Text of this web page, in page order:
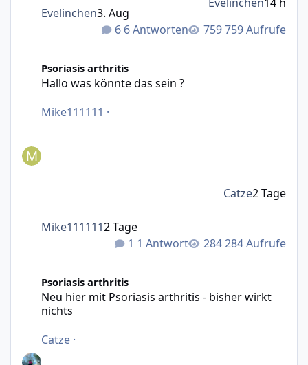
6 Antworten 759 Aufrufe
Evelinchen3. Aug
Psoriasis arthritis
Hallo was könnte das sein ?
Mike111111 ·
1 Antwort 284 Aufrufe
Mike1111112 Tage
Catze2 Tage
Psoriasis arthritis
Neu hier mit Psoriasis arthritis - bisher wirkt
nichts
Catze ·